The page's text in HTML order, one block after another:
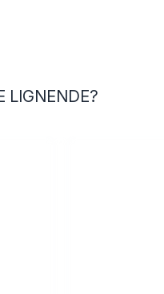
LIGNENDE?